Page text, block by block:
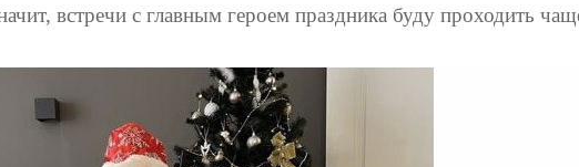
встречи с главным героем праздника буду проходить